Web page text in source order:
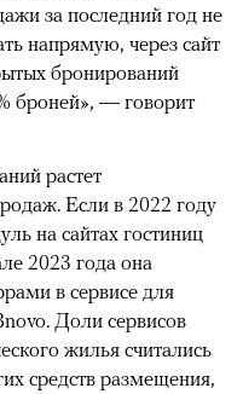
за последний год не
напрямую, через сайт
бронирований
броней», — говорит
растет
Если в 2022 году
на сайтах гостиниц
2023 года она
в сервисе для
Доли сервисов
жилья считались
средств размещения,